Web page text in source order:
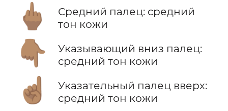
🖕🏽
Средний палец: средний
тон кожи
👇🏽
Указывающий вниз палец:
средний тон кожи
☝🏽
Указательный палец вверх:
средний тон кожи